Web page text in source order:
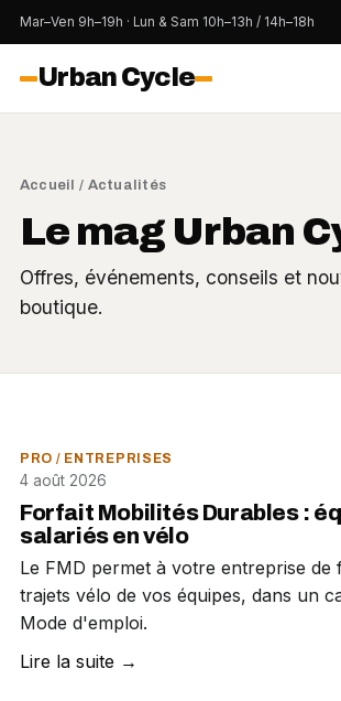
Mar–Ven 9h–19h · Lun & Sam 10h–13h / 14h–18h
Urban Cycle
Accueil / Actualités
Le mag Urban
Offres, événements, conseils et
boutique.
PRO / ENTREPRISES
4 août 2026
Forfait Mobilités Durables :
salariés en vélo
Le FMD permet à votre entreprise de
trajets vélo de vos équipes, dans un
Mode d'emploi.
Lire la suite →